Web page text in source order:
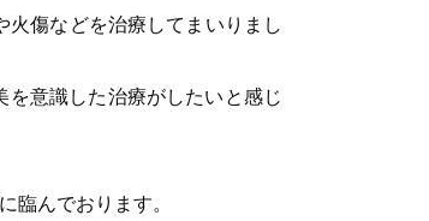
傷などを治療してまいりまし
意識した治療がしたいと感じ
臨んでおります。